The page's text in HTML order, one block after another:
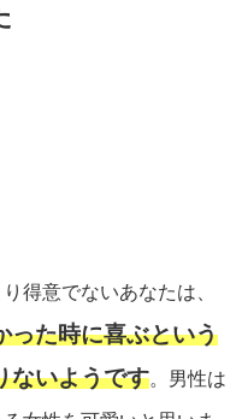
得意でないあなたは、
った時に喜ぶという
ないようです 。男性は